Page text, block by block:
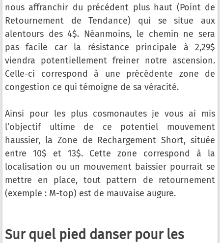
nous affranchir du précédent plus haut (Point de
Retournement de Tendance) qui se situe aux
alentours des 4$. Néanmoins, le chemin ne sera
pas facile car la résistance principale à 2,29$
viendra potentiellement freiner notre ascension.
Celle-ci correspond à une précédente zone de
congestion ce qui témoigne de sa véracité.
Ainsi pour les plus cosmonautes je vous ai mis
l’objectif ultime de ce potentiel mouvement
haussier, la Zone de Rechargement Short, située
entre 10$ et 13$. Cette zone correspond à la
localisation ou un mouvement baissier pourrait se
mettre en place, tout pattern de retournement
(exemple : M-top) est de mauvaise augure.
Sur quel pied danser pour les